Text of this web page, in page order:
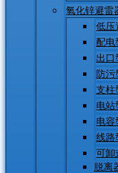
氧化锌避雷
低压
配电
出口
防污
支柱
电站
电容
线路
可卸
脱离